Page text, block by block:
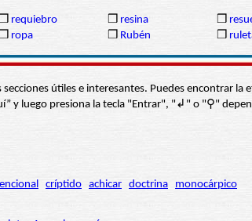
requiebro ❒ resina ❒
ropa ❒ Rubén ❒
útiles e interesantes. Puedes encontrar
y luego presiona la tecla "Entrar", "↲" o "⚲"
críptido achicar doctrina monocárpico